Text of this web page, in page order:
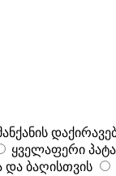
ყველაფერი
ბაღისთვის